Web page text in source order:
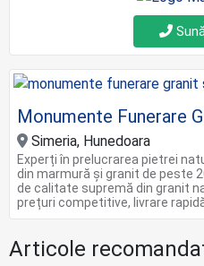
Monumente Funerare
Simeria, Hunedoara
Experți în prelucrarea pietrei
din marmură și granit de peste
de calitate supremă din granit
prețuri competitive, livrare
Articole